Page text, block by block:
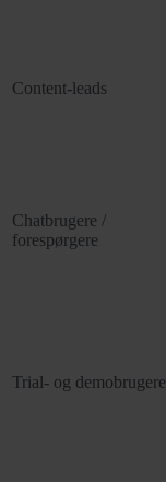
Content-leads
Chatbrugere /
forespørgere
Trial- og demobrugere